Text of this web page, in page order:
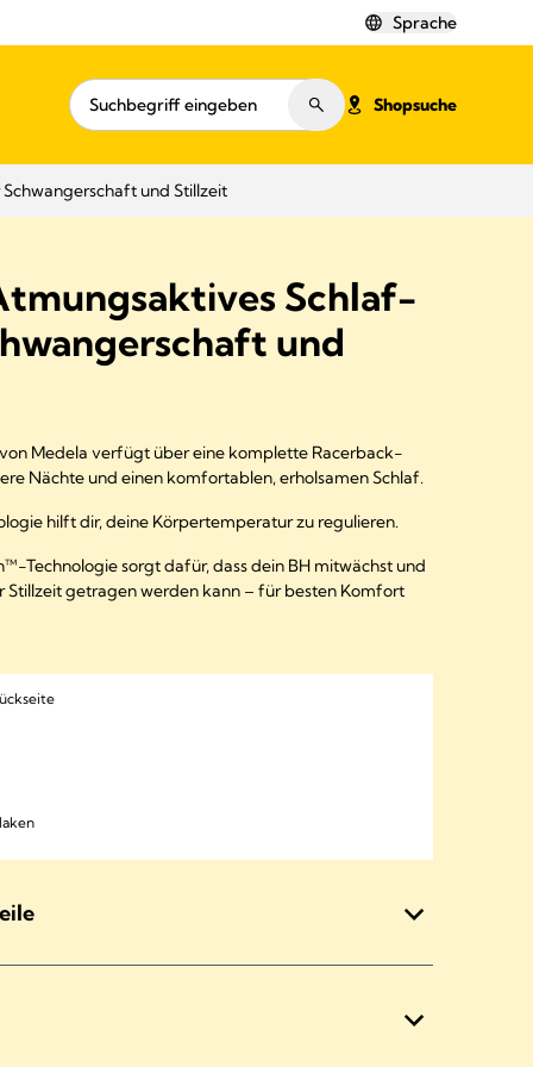
Sprache
Shopsuche
und Stillzeit
Schlaf-
und
Medela verfügt über eine komplette Racerback-
Nächte und einen komfortablen, erholsamen Schlaf.
hilft dir, deine Körpertemperatur zu regulieren.
Technologie sorgt dafür, dass dein BH mitwächst und
Stillzeit getragen werden kann – für besten Komfort